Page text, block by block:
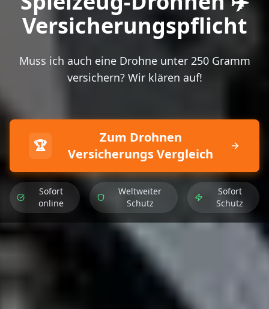
Versicherungspflicht
Muss ich auch eine Drohne unter 250 Gramm
versichern? Wir klären auf!
🏆
Zum Drohnen
Versicherungs Vergleich
Sofort
online
Weltweiter
Schutz
Sofort
Schutz